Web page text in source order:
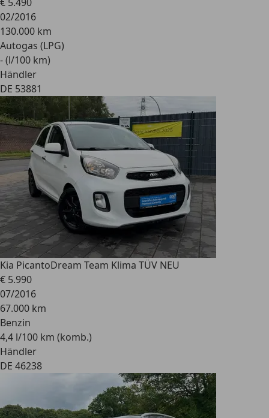
02/2016
130.000 km
Autogas (LPG)
- (l/100 km)
Händler
DE 53881
Kia PicantoDream Team Klima TÜV NEU
€ 5.990
07/2016
67.000 km
Benzin
4,4 l/100 km (komb.)
Händler
DE 46238